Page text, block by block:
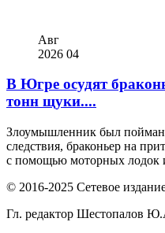
Авг
2026 04
В Югре осудят
тонн щуки....
Злоумышленник был пойман
следствия, браконьер на
с помощью моторных лодок
© 2016-2025 Сетевое
Гл. редактор Шестопалов